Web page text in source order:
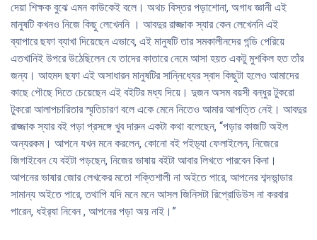
দেয়া শিক্ষক বুঝে এমন কাউকেই বলে। অথচ বিস্তর পড়াশোনা, অগাধ জ্ঞানী এই
মানুষটি কখনও নিজে কিছু লেখেননি । আবদুর রাজ্জাক স্যার কেন লেখেননি এই
ব্যাপারে ছফা ব্যাখা দিয়েছেন এভাবে, এই মানুষটি তার সমকালীনদের গন্ডি পেরিয়ে
এতখানিই উপরে উঠেছিলেন যে তাদের কাতারে নেমে আসা হয়ত একটু মুশকিল হত তাঁর
জন্য। আহমদ ছফা এই অসাধারন মানুষটির সান্নিধ্যের স্বাদ কিছুটা হলেও আমাদের
কাছে পৌছে দিতে চেয়েছেন এই বইটির মধ্য দিয়ে। দুজন অসম বয়সী বন্ধুর টুকরো
টুকরো আলাপচারিতার স্মৃতিচারণ বলে একে মেনে নিতেও আমার আপত্তি নেই। আবদুর
রাজ্জাক স্যার বই পড়া প্রসঙ্গে খুব দারুন একটা কথা বলেছেন, “পড়ার কাজটি অইল
অন্যরকম। আপনে যখন মনে করলেন, কোনো বই পইড়্যা ফেলাইলেন, নিজেরে
জিগাইবেন যে বইটা পড়ছেন, নিজের ভাষায় বইটা আবার লিখতে পারবেন কিনা।
আপনের ভাষার জোর লেখকের মতো শক্তিশালী না অইতে পারে, আপনের শব্দভান্ডার
সামান্য অইতে পারে, তথাপি যদি মনে মনে আসল জিনিসটা রিপ্রোডিউস না করবার
পারেন, ধইর‍্যা নিবেন , আপনের পড়া অয় নাই।”